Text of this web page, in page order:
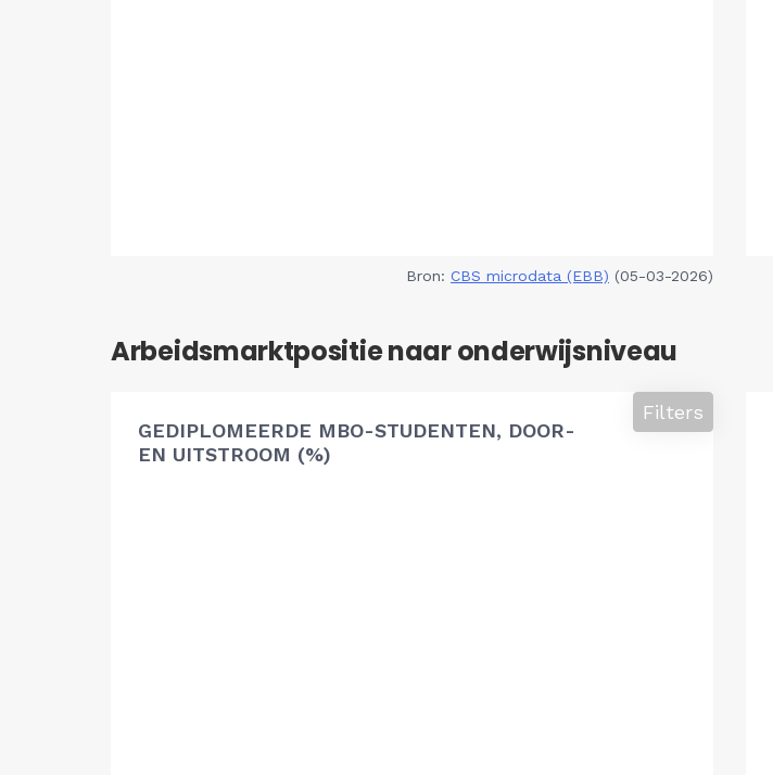
Bron: CBS microdata (EBB) (05-03-2026)
Arbeidsmarktpositie naar onderwijsniveau
GEDIPLOMEERDE MBO-STUDENTEN, DOOR-
EN UITSTROOM (%)
Filters